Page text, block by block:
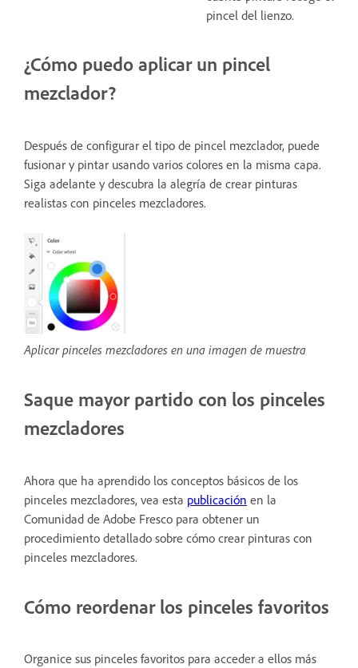
pincel del lienzo.
¿Cómo puedo aplicar un pincel
mezclador?
Después de configurar el tipo de pincel mezclador, puede
fusionar y pintar usando varios colores en la misma capa.
Siga adelante y descubra la alegría de crear pinturas
realistas con pinceles mezcladores.
Aplicar pinceles mezcladores en una imagen de muestra
Saque mayor partido con los pinceles
mezcladores
Ahora que ha aprendido los conceptos básicos de los
pinceles mezcladores, vea esta publicación en la
Comunidad de Adobe Fresco para obtener un
procedimiento detallado sobre cómo crear pinturas con
pinceles mezcladores.
Cómo reordenar los pinceles favoritos
Organice sus pinceles favoritos para acceder a ellos más